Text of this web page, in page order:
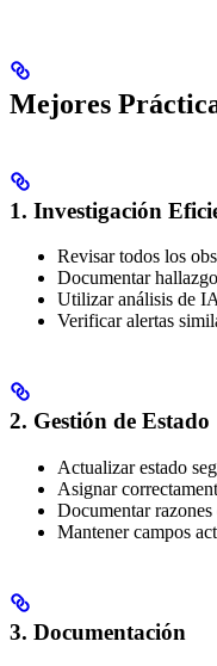
Mejores
1. Investigación
Revisar todos los
Documentar
Utilizar análisis de
Verificar alertas
2. Gestión de Estado
Actualizar estado
Asignar
Documentar
Mantener campos
3. Documentación